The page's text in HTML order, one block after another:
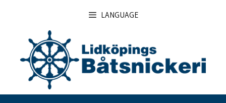
LANGUAGE